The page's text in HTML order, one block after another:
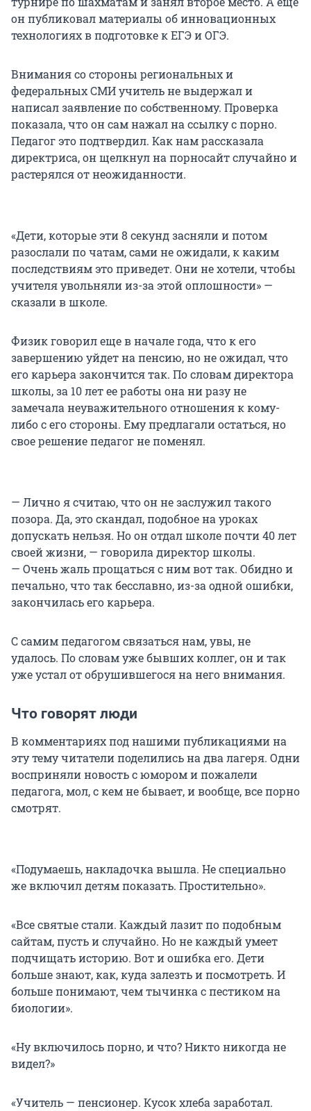
он публиковал материалы об инновационных
технологиях в подготовке к ЕГЭ и ОГЭ.
Внимания со стороны региональных и
федеральных СМИ учитель не выдержал и
написал заявление по собственному. Проверка
показала, что он сам нажал на ссылку с порно.
Педагог это подтвердил. Как нам рассказала
директриса, он щелкнул на порносайт случайно и
растерялся от неожиданности.
«Дети, которые эти 8 секунд засняли и потом
разослали по чатам, сами не ожидали, к каким
последствиям это приведет. Они не хотели, чтобы
учителя увольняли из-за этой оплошности» —
сказали в школе.
Физик говорил еще в начале года, что к его
завершению уйдет на пенсию, но не ожидал, что
его карьера закончится так. По словам директора
школы, за 10 лет ее работы она ни разу не
замечала неуважительного отношения к кому-
либо с его стороны. Ему предлагали остаться, но
свое решение педагог не поменял.
— Лично я считаю, что он не заслужил такого
позора. Да, это скандал, подобное на уроках
допускать нельзя. Но он отдал школе почти 40 лет
своей жизни, — говорила директор школы.
— Очень жаль прощаться с ним вот так. Обидно и
печально, что так бесславно, из-за одной ошибки,
закончилась его карьера.
С самим педагогом связаться нам, увы, не
удалось. По словам уже бывших коллег, он и так
уже устал от обрушившегося на него внимания.
Что говорят люди
В комментариях под нашими публикациями на
эту тему читатели поделились на два лагеря. Одни
восприняли новость с юмором и пожалели
педагога, мол, с кем не бывает, и вообще, все порно
смотрят.
«Подумаешь, накладочка вышла. Не специально
же включил детям показать. Простительно».
«Все святые стали. Каждый лазит по подобным
сайтам, пусть и случайно. Но не каждый умеет
подчищать историю. Вот и ошибка его. Дети
больше знают, как, куда залезть и посмотреть. И
больше понимают, чем тычинка с пестиком на
биологии».
«Ну включилось порно, и что? Никто никогда не
видел?»
«Учитель — пенсионер. Кусок хлеба заработал.